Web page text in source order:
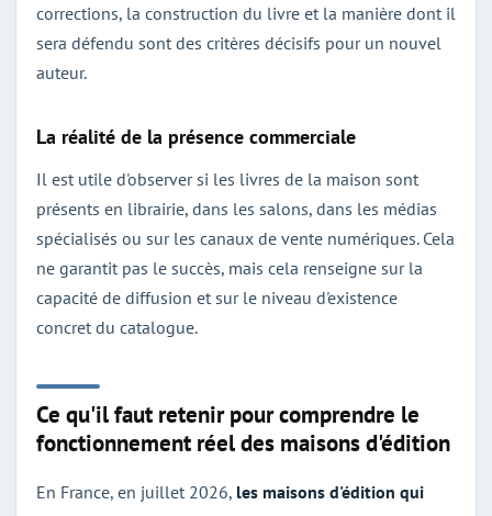
corrections, la construction du livre et la manière dont il
sera défendu sont des critères décisifs pour un nouvel
auteur.
La réalité de la présence commerciale
Il est utile d'observer si les livres de la maison sont
présents en librairie, dans les salons, dans les médias
spécialisés ou sur les canaux de vente numériques. Cela
ne garantit pas le succès, mais cela renseigne sur la
capacité de diffusion et sur le niveau d'existence
concret du catalogue.
Ce qu'il faut retenir pour comprendre le
fonctionnement réel des maisons d'édition
En France, en juillet 2026, les maisons d'édition qui